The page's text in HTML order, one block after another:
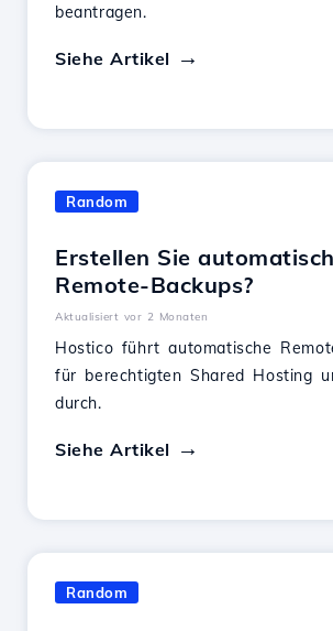
beantragen.
Siehe Artikel
Random
Erstellen Sie
Remote-Backups?
Aktualisiert vor 2 Monaten
Hostico führt automatische
für berechtigten Shared Hosting
durch.
Siehe Artikel
Random